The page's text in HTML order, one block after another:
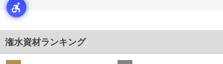
潅水資材ランキング